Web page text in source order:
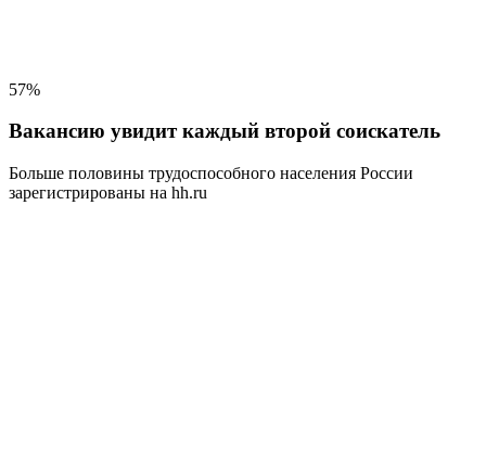
57%
Вакансию увидит каждый второй соискатель
Больше половины трудоспособного населения России
зарегистрированы на hh.ru